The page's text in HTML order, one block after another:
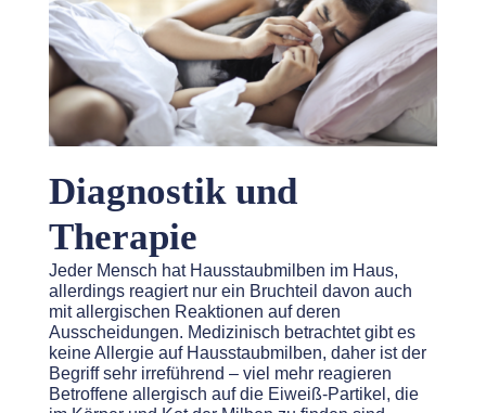
Diagnostik und
Therapie
Jeder Mensch hat Hausstaubmilben im Haus,
allerdings reagiert nur ein Bruchteil davon auch
mit allergischen Reaktionen auf deren
Ausscheidungen. Medizinisch betrachtet gibt es
keine Allergie auf Hausstaubmilben, daher ist der
Begriff sehr irreführend – viel mehr reagieren
Betroffene allergisch auf die Eiweiß-Partikel, die